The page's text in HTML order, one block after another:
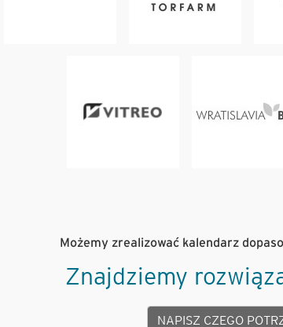
Możemy zrealizować kalendarz
Znajdziemy
NAPISZ CZEGO